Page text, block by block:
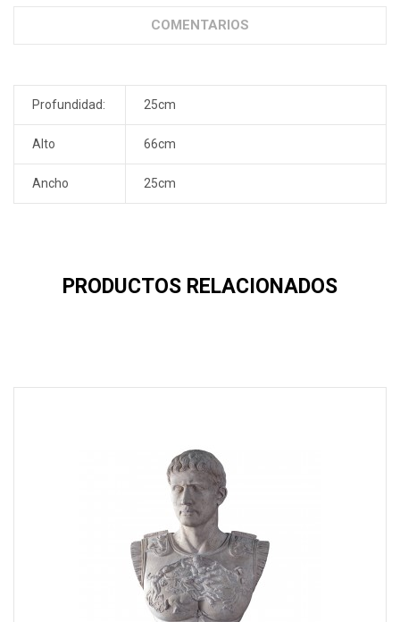
COMENTARIOS
Profundidad: 25cm
Alto 66cm
Ancho 25cm
PRODUCTOS RELACIONADOS